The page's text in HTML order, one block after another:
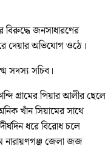
বিরুদ্ধে জনসাধারণের
দেয়ার অভিযোগ ওঠে।
সদস্য সচিব।
গ্রামের পিয়ার আলীর ছেলে
খাঁন সিয়ামের সাথে
ধরে বিরোধ চলে
জেলা জজ